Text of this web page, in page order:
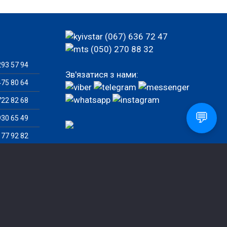
57 94
80 64
82 68
65 49
92 82
(067) 636 72 47
(050) 270 88 32
Зв'язатися з нами:
💬